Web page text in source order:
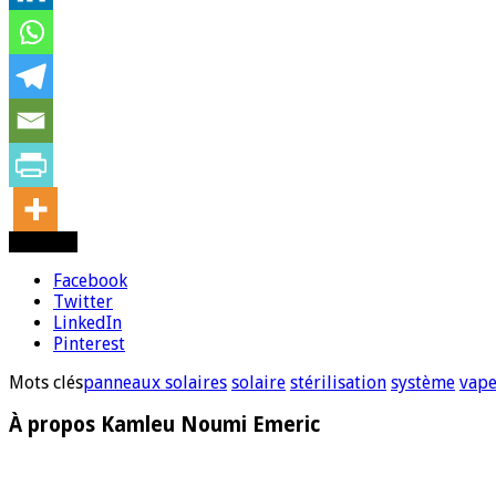
Facebook
Twitter
LinkedIn
Pinterest
Mots cléspanneaux solaires solaire stérilisation système
À propos Kamleu Noumi Emeric